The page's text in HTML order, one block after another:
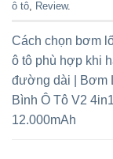
ô tô Review.
Cách chọn bơm
ô tô phù hợp khi
đường dài | Bơm
Bình Ô Tô V2
12.000mAh